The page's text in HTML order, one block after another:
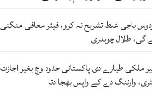
باجی غلط تشریح نہ کرو، فیئر معافی منگنی
گی، طلال چوہدری
ملکی طیارے دی پاکستانی حدود وچ بغیر اجازت
وارننگ دے کے واپس بھجا دتا